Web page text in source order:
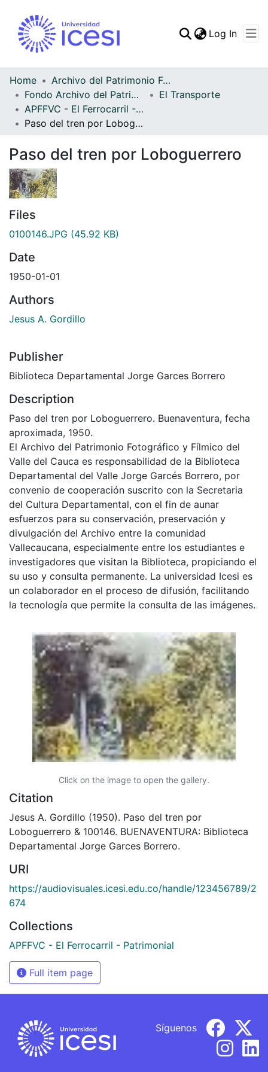
Statistics
Log In
Home
Archivo del Patrimonio Fotográfico y Fílmico del Valle del Cauca
Fondo Archivo del Patrimonio Fotográfico y Fílmico del Valle del Cauca
El Transporte
APFFVC - El Ferrocarril - Patrimonial
Paso del tren por Loboguerrero
Paso del tren por Loboguerrero
Files
0100146.JPG (45.92 KB)
Date
1950-01-01
Authors
Jesus A. Gordillo
Publisher
Biblioteca Departamental Jorge Garces Borrero
Description
Paso del tren por Loboguerrero. Buenaventura, fecha
aproximada, 1950.
El Archivo del Patrimonio Fotográfico y Fílmico del
Valle del Cauca es responsabilidad de la Biblioteca
Departamental del Valle Jorge Garcés Borrero, por
convenio de cooperación suscrito con la Secretaria
del Cultura Departamental, con el fin de aunar
esfuerzos para su conservación, preservación y
divulgación del Archivo entre la comunidad
Vallecaucana, especialmente entre los estudiantes e
investigadores que visitan la Biblioteca, propiciando el
su uso y consulta permanente. La universidad Icesi es
un colaborador en el proceso de difusión, facilitando
la tecnología que permite la consulta de las imágenes.
Click on the image to open the gallery.
Citation
Jesus A. Gordillo (1950). Paso del tren por
Loboguerrero & 100146. BUENAVENTURA: Biblioteca
Departamental Jorge Garces Borrero.
URI
https://audiovisuales.icesi.edu.co/handle/123456789/2
674
Collections
APFFVC - El Ferrocarril - Patrimonial
Full item page
Síguenos